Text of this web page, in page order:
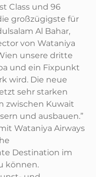
Class und 96
großzügigste für
Al Bahar,
von Wataniya
unsere dritte
und ein Fixpunkt
wird. Die neue
sehr starken
zwischen Kuwait
und ausbauen.”
Wataniya Airways
Destination im
können.